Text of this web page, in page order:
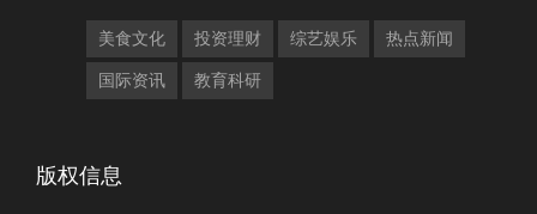
美食文化 投资理财 综艺娱乐 热点新闻
国际资讯 教育科研
版权信息